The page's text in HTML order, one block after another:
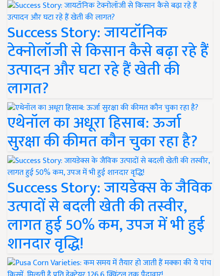
Success Story: जायटॉनिक
टेक्नोलॉजी से किसान कैसे बढ़ा रहे हैं
उत्पादन और घटा रहे हैं खेती की
लागत?
एथेनॉल का अधूरा हिसाब: ऊर्जा
सुरक्षा की कीमत कौन चुका रहा है?
Success Story: जायडेक्स के जैविक
उत्पादों से बदली खेती की तस्वीर,
लागत हुई 50% कम, उपज में भी हुई
शानदार वृद्धि!